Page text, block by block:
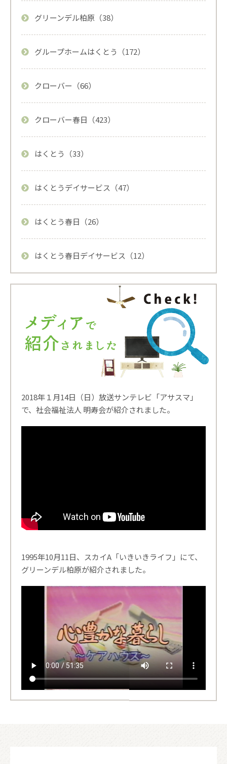
グリーンデル柏原（38）
グループホームはくとう（172）
クローバー（66）
クローバー春日（423）
はくとう（33）
はくとうデイサービス（47）
はくとう春日（26）
はくとう春日デイサービス（12）
2018年１月14日（日）放送サンテレビ「アサスマ」
で、社会福祉法人 明寿会が紹介されました。
1995年10月11日、スカイA「いきいきライフ」にて、
グリーンデル柏原が紹介されました。